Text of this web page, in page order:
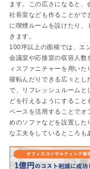
ます。この広さになると、
社長室なども作ることがで
に喫煙ルームを設けたり
きます。
100坪以上の面積では、エ
会議室や応接室の収容人数
ィスファニチャーを用いた
寝転んだりできる広々とし
で、リフレッシュルームと
どを行えるようにするこ
ペースを活用することでオ
めのソファなどを設置した
な工夫をしているところも